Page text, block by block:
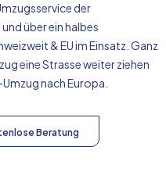
der
über ein halbes
& EU im Einsatz. Ganz
eine Strasse weiter ziehen
nachEuropa
Beratung